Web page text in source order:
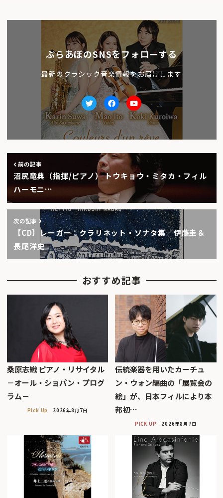
ぶらあぼのSNSをフォローする
最新のクラシック音楽情報をお届けします
TwitterfacebookYoutube
前の記事
沼尻竜典（指揮/ピアノ） トウキョウ・ミタカ・フィル
ハーモニ…
次の記事
【CD】レーガー：クラリネット・ソナタ集／伊藤圭＆
長尾洋史
おすすめ記事
桑原志織 ピアノ・リサイタル
－オール・ショパン・プログ
ラム－
Pick Up 2026年8月7日
伝統楽器を用いたカーチュ
ン・ウォン編曲の「展覧会の
絵」が、日本フィルにより本
邦初…
PICK UP 2026年8月7日